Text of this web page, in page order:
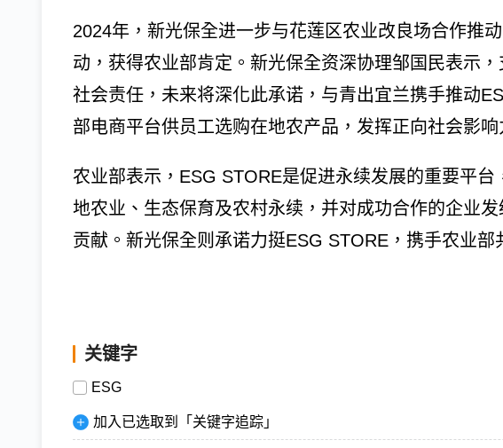
2024年，新光保全进一步与花莲区农业改良场合作推
动，获得农业部肯定。新光保全资深协理邹国民表示
社会责任，未来将深化此承诺，与青出宜兰携手推动
部电商平台供员工选购在地农产品，发挥正向社会影响
农业部表示，ESG STORE是促进永续发展的重要平
地农业、生态保育及农村永续，并对成功合作的企业
贡献。新光保全则承诺力挺ESG STORE，携手农业部
关键字
ESG
加入已选取到「关键字追踪」